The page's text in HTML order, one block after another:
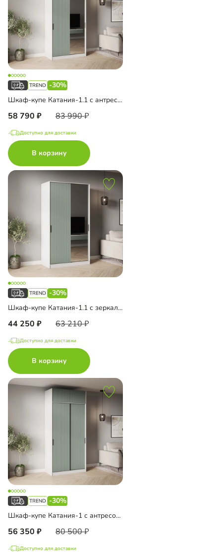
-30%
Шкаф-купе Катания-1.1 с антресолью
58 790 83 990
Доступно для доставки
В корзину
-30%
Шкаф-купе Катания-1.1 с зеркалом
44 250 63 210
Доступно для доставки
В корзину
-30%
Шкаф-купе Катания-1 с антресолью
56 350 80 500
Доступно для доставки